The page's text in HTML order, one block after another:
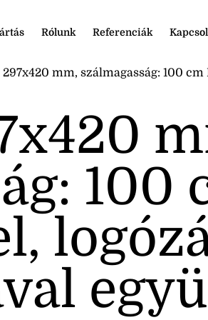
Rólunk Referenciák
mm, szálmagasság: 100
100